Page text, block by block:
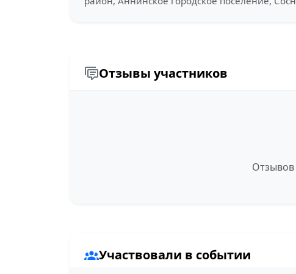
Отзывы участников
Отзывов
Участвовали в событии